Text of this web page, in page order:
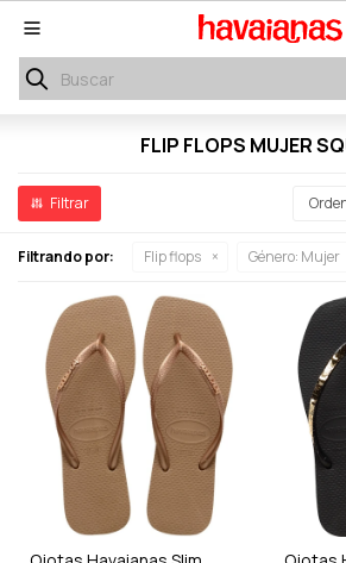

FLIP FLOPS MUJER
Filtrando por: Flip flops Género: Mujer